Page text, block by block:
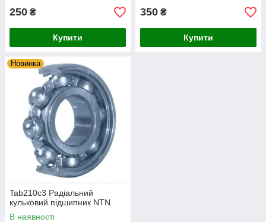
Матеріал: NTN використовує високоякісні матеріали,
роботи підшипників.
Захисні покриття та ущільнення: для захисту
підшипників від впливу зовнішніх факторів, таких як пил
та волога.
Точність та класифікація: NTN пропонує підшипники
з різними рівнями точності та класифікації для різних
вимог та застосувань.
Лінійні системи NTN мають власні характеристики та
параметри, такі як типи напрямних, розміри лінійних
підшипників, максимальні швидкості та навантаження тощо.
250 ₴
Купити
350 ₴
Купити
Новинка
Tab210c3 Радіальний
кульковий підшипник NTN
В наявності